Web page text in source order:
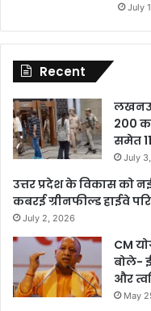
July
Recent
लखनऊ
200
समेत
July
उत्तर प्रदेश के विकास को
कबरई ग्रीनफील्ड हाईवे
July 2, 2026
CM
बोले-
और
May